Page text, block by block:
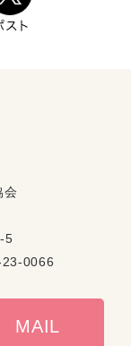
会
5
0066